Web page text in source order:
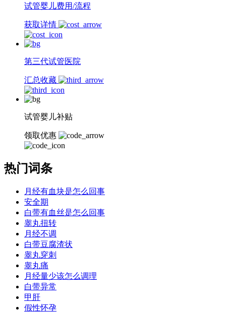
试管婴儿费用/流程
获取详情
第三代试管医院
汇总收藏
试管婴儿补贴
领取优惠
热门词条
月经有血块是怎么回事
安全期
白带有血丝是怎么回事
睾丸扭转
月经不调
白带豆腐渣状
睾丸穿刺
睾丸痛
月经量少该怎么调理
白带异常
甲肝
假性怀孕